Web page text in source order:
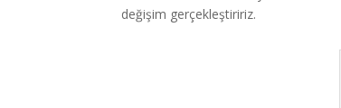
değişim gerçekleştiririz.